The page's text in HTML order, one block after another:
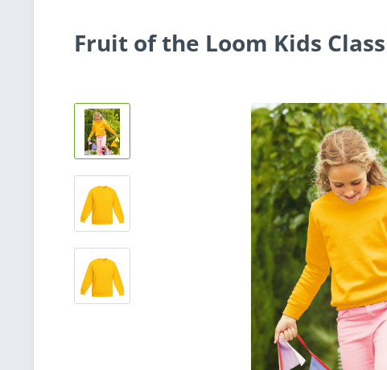
Fruit of the Loom Kids